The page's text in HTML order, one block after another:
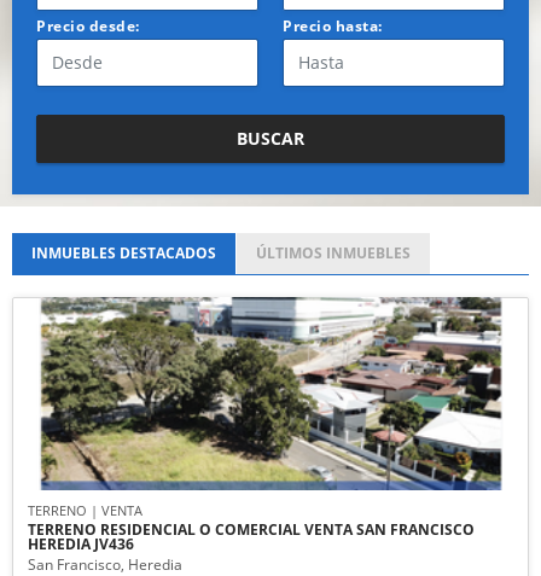
Precio desde: Precio hasta:
BUSCAR
INMUEBLES DESTACADOS ÚLTIMOS INMUEBLES
TERRENO | VENTA
TERRENO RESIDENCIAL O COMERCIAL VENTA SAN FRANCISCO
HEREDIA JV436
San Francisco, Heredia